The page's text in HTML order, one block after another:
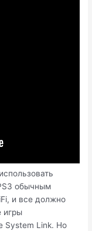
обычным
и все должно
игры
System Link. Но